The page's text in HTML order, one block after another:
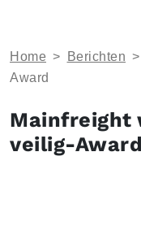
Home > Berichten >
Award
​Mainfreight
veilig-Award